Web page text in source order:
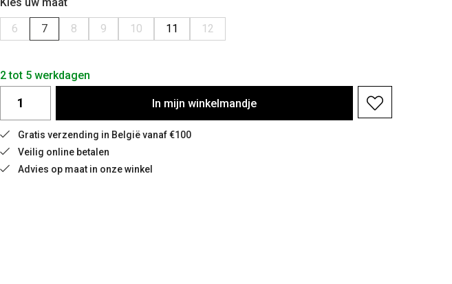
6
7 8 9 10 11 12
2 tot 5 werkdagen
In mijn winkelmandje
Gratis verzending in België vanaf €100
Veilig online betalen
Advies op maat in onze winkel